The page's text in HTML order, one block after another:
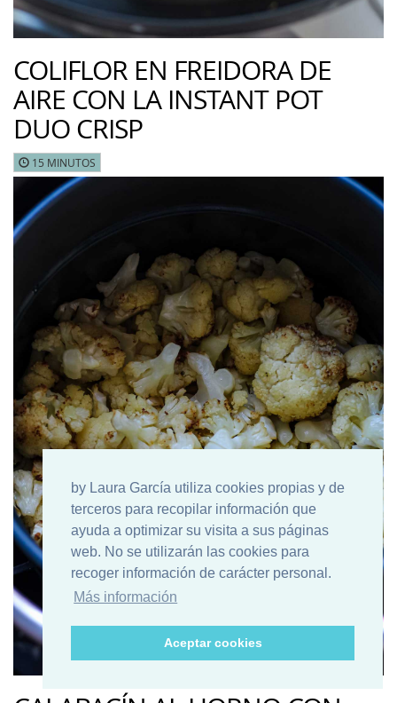
by Laura García utiliza cookies propias y de
terceros para recopilar información que
ayuda a optimizar su visita a sus páginas
web. No se utilizarán las cookies para
recoger información de carácter personal.
Más información
Aceptar cookies
COLIFLOR EN FREIDORA DE
AIRE CON LA INSTANT POT
DUO CRISP
15 MINUTOS